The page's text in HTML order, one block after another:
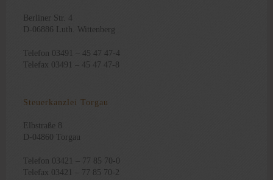
Berliner Str. 4
D-06886 Luth. Wittenberg
Telefon 03491 – 45 47 47-4
Telefax 03491 – 45 47 47-8
Steuerkanzlei Torgau
Elbstraße 8
D-04860 Torgau
Telefon 03421 – 77 85 70-0
Telefax 03421 – 77 85 70-2